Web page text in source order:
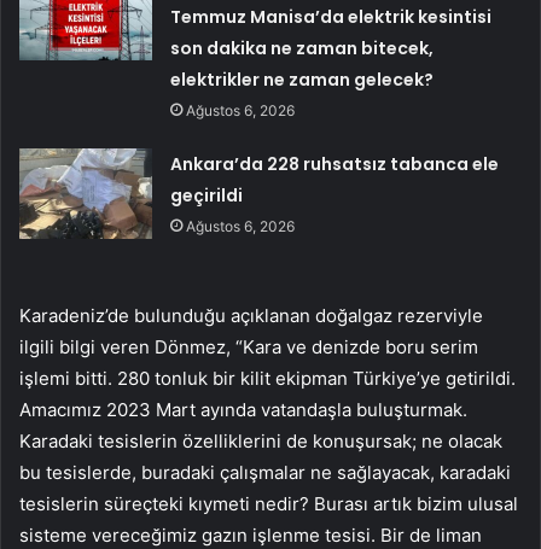
Temmuz Manisa’da elektrik kesintisi
son dakika ne zaman bitecek,
elektrikler ne zaman gelecek?
Ağustos 6, 2026
Ankara’da 228 ruhsatsız tabanca ele
geçirildi
Ağustos 6, 2026
Karadeniz’de bulunduğu açıklanan doğalgaz rezerviyle
ilgili bilgi veren Dönmez, “Kara ve denizde boru serim
işlemi bitti. 280 tonluk bir kilit ekipman Türkiye’ye getirildi.
Amacımız 2023 Mart ayında vatandaşla buluşturmak.
Karadaki tesislerin özelliklerini de konuşursak; ne olacak
bu tesislerde, buradaki çalışmalar ne sağlayacak, karadaki
tesislerin süreçteki kıymeti nedir? Burası artık bizim ulusal
sisteme vereceğimiz gazın işlenme tesisi. Bir de liman